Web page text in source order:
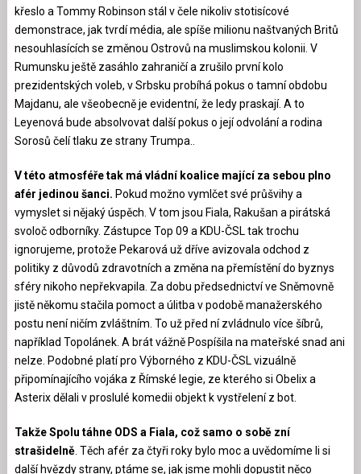
křeslo a Tommy Robinson stál v čele nikoliv stotisícové
demonstrace, jak tvrdí média, ale spíše milionu naštvaných Britů
nesouhlasících se změnou Ostrovů na muslimskou kolonii. V
Rumunsku ještě zasáhlo zahraničí a zrušilo první kolo
prezidentských voleb, v Srbsku probíhá pokus o tamní obdobu
Majdanu, ale všeobecně je evidentní, že ledy praskají. A to
Leyenová bude absolvovat další pokus o její odvolání a rodina
Sorosů čelí tlaku ze strany Trumpa..
V této atmosféře tak má vládní koalice mající za sebou plno
afér jedinou šanci. Pokud možno vymlčet své průšvihy a
vymyslet si nějaký úspěch. V tom jsou Fiala, Rakušan a pirátská
svoloč odborníky. Zástupce Top 09 a KDU-ČSL tak trochu
ignorujeme, protože Pekarová už dříve avizovala odchod z
politiky z důvodů zdravotních a změna na přemístění do byznys
sféry nikoho nepřekvapila. Za dobu předsednictví ve Sněmovně
jistě někomu stačila pomoct a úlitba v podobě manažerského
postu není ničím zvláštním. To už před ní zvládnulo více šíbrů,
například Topolánek. A brát vážně Pospíšila na mateřské snad ani
nelze. Podobné platí pro Výborného z KDU-ČSL vizuálně
připomínajícího vojáka z Římské legie, ze kterého si Obelix a
Asterix dělali v proslulé komedii objekt k vystřelení z bot.
Takže Spolu táhne ODS a Fiala, což samo o sobě zní
strašidelně. Těch afér za čtyři roky bylo moc a uvědomíme li si
další hvězdy strany, ptáme se, jak jsme mohli dopustit něco